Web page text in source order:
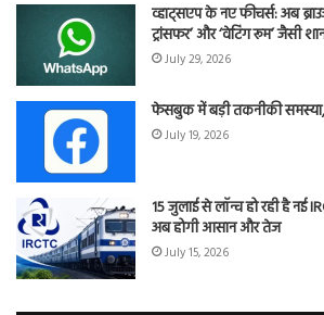
व्हाट्सएप के नए फीचर्स: अब
ट्रांसफर’ और ‘वेटिंग रूम’ जैसी
July 29, 2026
फेसबुक में बड़ी तकनीकी समस्या,
July 19, 2026
15 जुलाई से लॉन्च हो रही है नई
अब होगी आसान और तेज
July 15, 2026